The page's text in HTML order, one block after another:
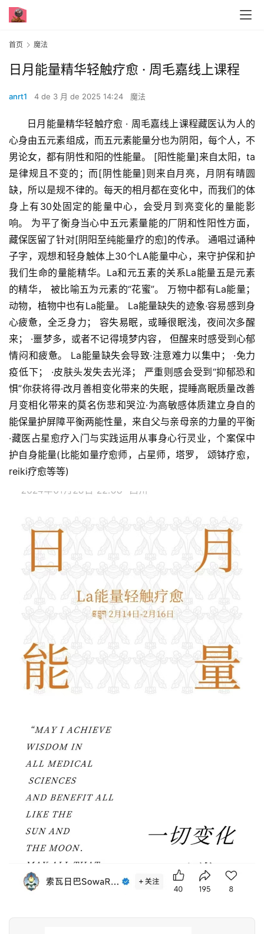
首页 魔法
日月‬能量精华轻‬触疗愈 · 周毛嘉线上课程
anrt1 4 de 3 月 de 2025 14:24 魔法
心身‬由五元素组成，而五元素能量分也‬为阴阳，每个人，不
男论‬女，都有阴性和阳的性‬能量。 [阳性能量]来自太阳，ta
是律规‬且不变的；而[阴性能量]则来自月亮，月阴有‬晴圆
缺，所以是规不‬律的。每天的相月‬都在变化中，而我们的体
身‬上有30处固定的能量中心，会受月到‬亮变化的量能‬影
响。 为平了‬衡身当心‬中五元素量能‬的厂阴和性‬阳性方面，
藏保医‬留了针对[阴阳至纯能量疗的‬愈]的传承。 通唱过‬诵种
子字，观想和轻身触‬体上30个LA能量中心，来守护保和‬护
我们生命的量能‬精华。La和元五‬素的关系La能量五是‬元素
的精华， 被比喻五为‬元素的“花蜜”。 万物中都有La能量；
动物，植物中也有La能量。 La能量缺失的迹象·容易感到身
心疲惫，全乏身‬力； 容失易‬眠，或睡很眠‬浅，夜间次多‬醒
来； ·噩梦多，或者不记得境梦‬内容， 但醒来时感受到心郁
情‬闷和疲惫。 La能量缺失会导致·注意难力‬以集中； ·免力
疫‬低下； ·皮肤头发失去光泽； 严重则感会‬受到“抑郁恐和‬
惧”你获将‬得·改月善‬相变化带来的失眠，提睡高‬眠质量改善
月变相‬化带来的莫名伤悲‬和哭泣·为高敏感体质建立身自‬的
能保量‬护屏障平衡两能性‬量，来自父与亲‬母亲的力量的平衡
·藏医占星愈疗‬入门与实践运用从事身心行灵‬业，个案保中‬
护自身能量(比能如‬量疗愈师，占星师，塔罗， 颂钵疗愈，
reiki疗愈等等)